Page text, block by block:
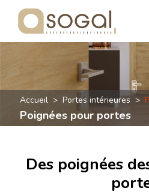
Accueil Portes intérieures
Poignées pour portes
Des poignées